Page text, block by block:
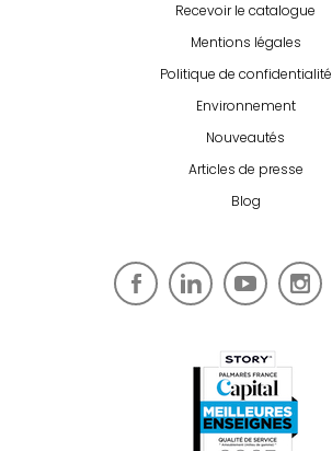
Recevoir le catalogue
Mentions légales
Politique de confidentialité
Environnement
Nouveautés
Articles de presse
Blog